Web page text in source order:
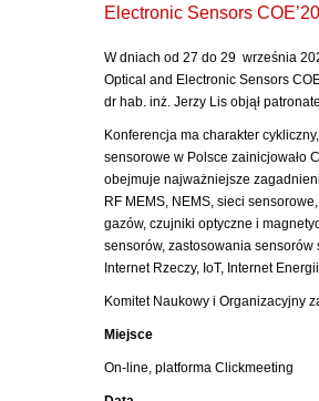
Electronic Sensors
W dniach od 27 do 29 września
Optical and Electronic Sensors
dr hab. inż. Jerzy Lis objął
Konferencja ma charakter
sensorowe w Polsce zainicjowało
obejmuje najważniejsze
RF MEMS, NEMS, sieci
gazów, czujniki optyczne i
sensorów, zastosowania
Internet Rzeczy, IoT, Internet
Komitet Naukowy i Organizacyjny
Miejsce
On-line, platforma Clickmeeting